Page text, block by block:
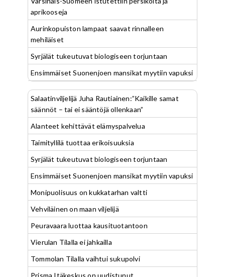
aprikooseja
Aurinkopuiston lampaat saavat rinnalleen
mehiläiset
Syrjälät tukeutuvat biologiseen torjuntaan
Ensimmäiset Suonenjoen mansikat myytiin vapuksi
Salaatinviljelijä Juha Rautiainen:”Kaikille samat
säännöt – tai ei sääntöjä ollenkaan”
Alanteet kehittävät elämyspalvelua
Taimityllilä tuottaa erikoisuuksia
Syrjälät tukeutuvat biologiseen torjuntaan
Ensimmäiset Suonenjoen mansikat myytiin vapuksi
Monipuolisuus on kukkatarhan valtti
Vehviläinen on maan viljelijä
Peuravaara luottaa kausituotantoon
Vierulan Tilalla ei jahkailla
Tommolan Tilalla vaihtui sukupolvi
Prisma Itäkeskus on uudistunut